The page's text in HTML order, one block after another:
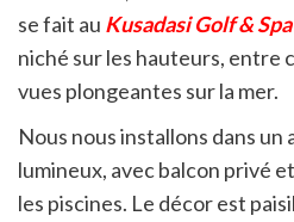
se fait au Kusadasi Golf &
niché sur les hauteurs, entre
vues plongeantes sur la mer.
Nous nous installons dans
lumineux, avec balcon privé
les piscines. Le décor est